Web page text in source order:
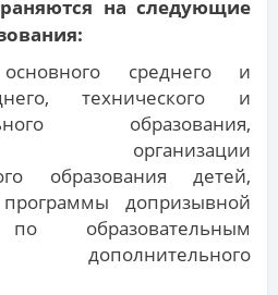
на следующие
основного среднего и
технического и
образования,
организации
образования детей,
допризывной
образовательным
дополнительного